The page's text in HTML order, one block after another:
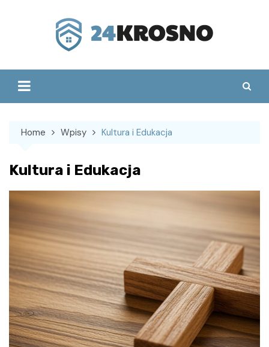
Home Wpisy Kultura i Edukacja
Kultura i Edukacja